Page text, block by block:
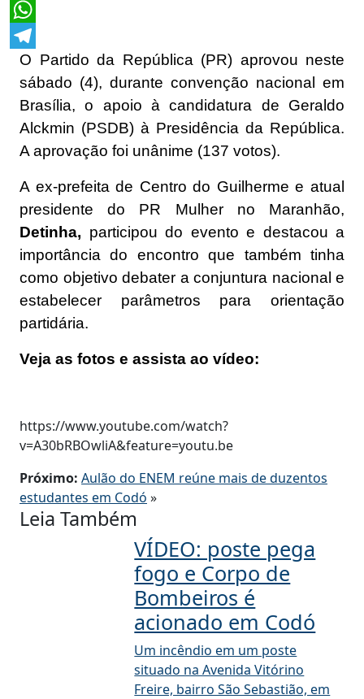
X
WhatsApp
Telegram
O Partido da República (PR) aprovou neste
sábado (4), durante convenção nacional em
Brasília, o apoio à candidatura de Geraldo
Alckmin (PSDB) à Presidência da República.
A aprovação foi unânime (137 votos).
A ex-prefeita de Centro do Guilherme e atual
presidente do PR Mulher no Maranhão,
Detinha, participou do evento e destacou a
importância do encontro que também tinha
como objetivo debater a conjuntura nacional e
estabelecer parâmetros para orientação
partidária.
Veja as fotos e assista ao vídeo:
https://www.youtube.com/watch?
v=A30bRBOwliA&feature=youtu.be
Próximo: Aulão do ENEM reúne mais de duzentos
estudantes em Codó »
Leia Também
VÍDEO: poste pega
fogo e Corpo de
Bombeiros é
acionado em Codó
Um incêndio em um poste
situado na Avenida Vitórino
Freire, bairro São Sebastião, em